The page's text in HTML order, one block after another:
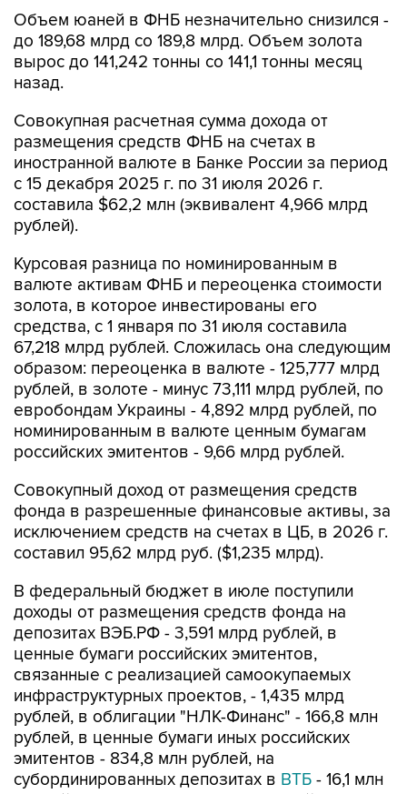
Объем юаней в ФНБ незначительно снизился -
до 189,68 млрд со 189,8 млрд. Объем золота
вырос до 141,242 тонны со 141,1 тонны месяц
назад.
Совокупная расчетная сумма дохода от
размещения средств ФНБ на счетах в
иностранной валюте в Банке России за период
с 15 декабря 2025 г. по 31 июля 2026 г.
составила $62,2 млн (эквивалент 4,966 млрд
рублей).
Курсовая разница по номинированным в
валюте активам ФНБ и переоценка стоимости
золота, в которое инвестированы его
средства, с 1 января по 31 июля составила
67,218 млрд рублей. Сложилась она следующим
образом: переоценка в валюте - 125,777 млрд
рублей, в золоте - минус 73,111 млрд рублей, по
евробондам Украины - 4,892 млрд рублей, по
номинированным в валюте ценным бумагам
российских эмитентов - 9,66 млрд рублей.
Совокупный доход от размещения средств
фонда в разрешенные финансовые активы, за
исключением средств на счетах в ЦБ, в 2026 г.
составил 95,62 млрд руб. ($1,235 млрд).
В федеральный бюджет в июле поступили
доходы от размещения средств фонда на
депозитах ВЭБ.РФ - 3,591 млрд рублей, в
ценные бумаги российских эмитентов,
связанные с реализацией самоокупаемых
инфраструктурных проектов, - 1,435 млрд
рублей, в облигации "НЛК-Финанс" - 166,8 млн
рублей, в ценные бумаги иных российских
эмитентов - 834,8 млн рублей, на
субординированных депозитах в ВТБ - 16,1 млн